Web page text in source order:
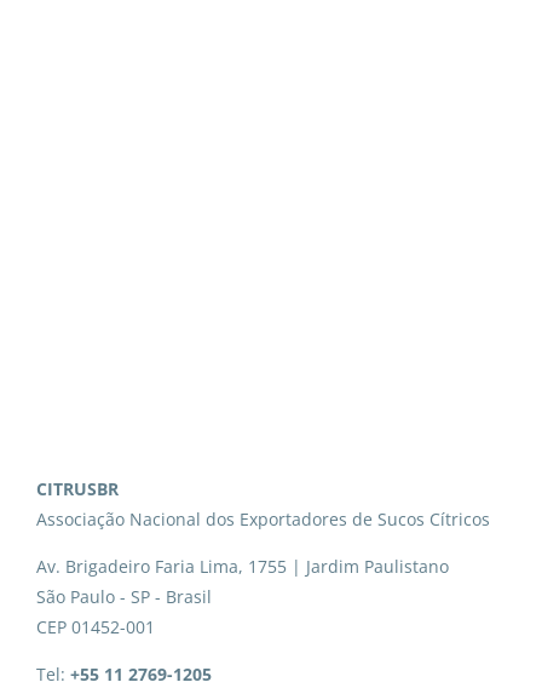
CITRUSBR
Associação Nacional dos Exportadores de Sucos Cítricos
Av. Brigadeiro Faria Lima, 1755 | Jardim Paulistano
São Paulo - SP - Brasil
CEP 01452-001
Tel: +55 11 2769-1205